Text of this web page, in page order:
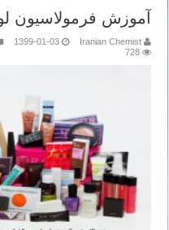
آموزش فرمولاسیون
Iranian Chemist
1399-01-03
728